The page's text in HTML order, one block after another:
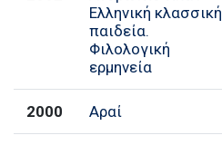
Ελληνική κλασσική
παιδεία.
Φιλολογική
ερμηνεία
2000 Αραί